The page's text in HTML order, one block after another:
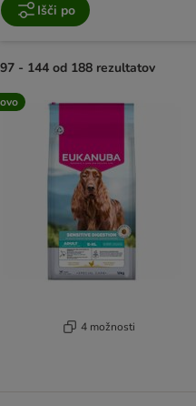
Išči po
97 - 144 od 188 rezultatov
product items have been changed
4 možnosti